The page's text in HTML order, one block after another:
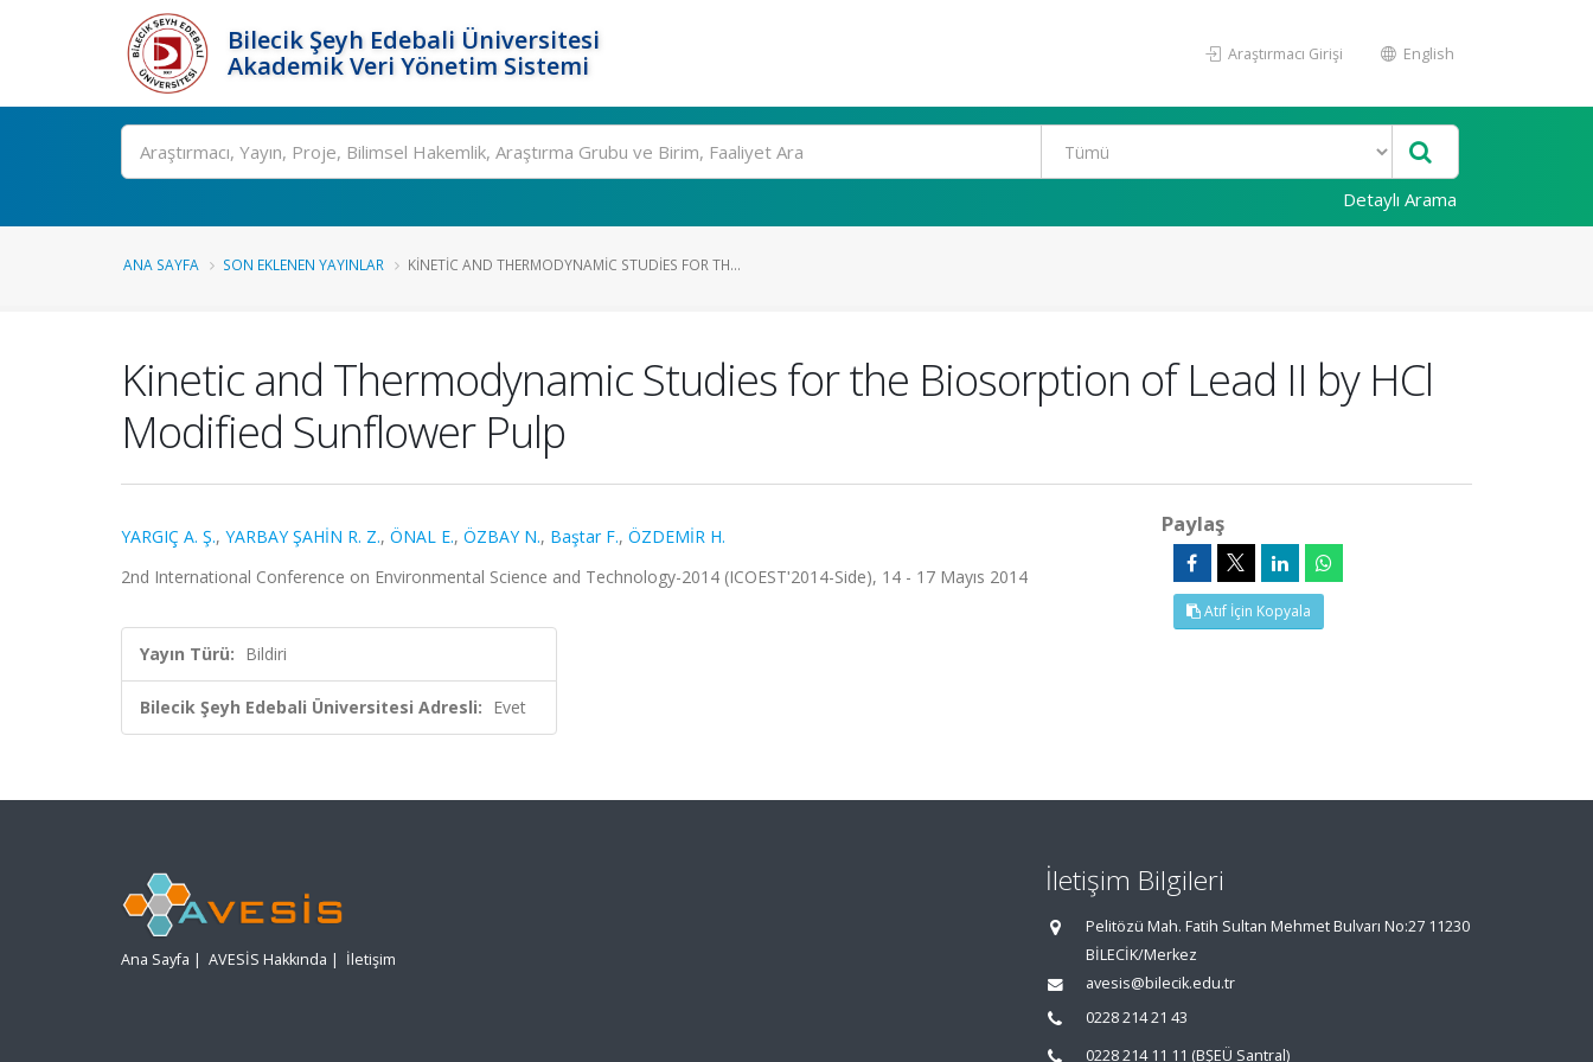
Bilecik Şeyh Edebali Üniversitesi
Akademik Veri Yönetim Sistemi
Araştırmacı Girişi English
Ara
Detaylı Arama
ANA SAYFA SON EKLENEN YAYINLAR KINETIC AND THERMODYNAMIC STUDIES FOR TH...
Kinetic and Thermodynamic Studies for the Biosorption of Lead II by HCl
Modified Sunflower Pulp
YARGIÇ A. Ş., YARBAY ŞAHİN R. Z., ÖNAL E., ÖZBAY N., Baştar F., ÖZDEMİR H.
2nd International Conference on Environmental Science and Technology-2014 (ICOESTʹ2014-Side), 14 - 17 Mayıs 2014
Yayın Türü: Bildiri
Bilecik Şeyh Edebali Üniversitesi Adresli: Evet
Paylaş
Atıf İçin Kopyala
Ana Sayfa | AVESİS Hakkında | İletişim
İletişim Bilgileri
Pelitözü Mah. Fatih Sultan Mehmet Bulvarı No:27 11230
BİLECİK/Merkez
avesis@bilecik.edu.tr
0228 214 21 43
0228 214 11 11 (BŞEÜ Santral)